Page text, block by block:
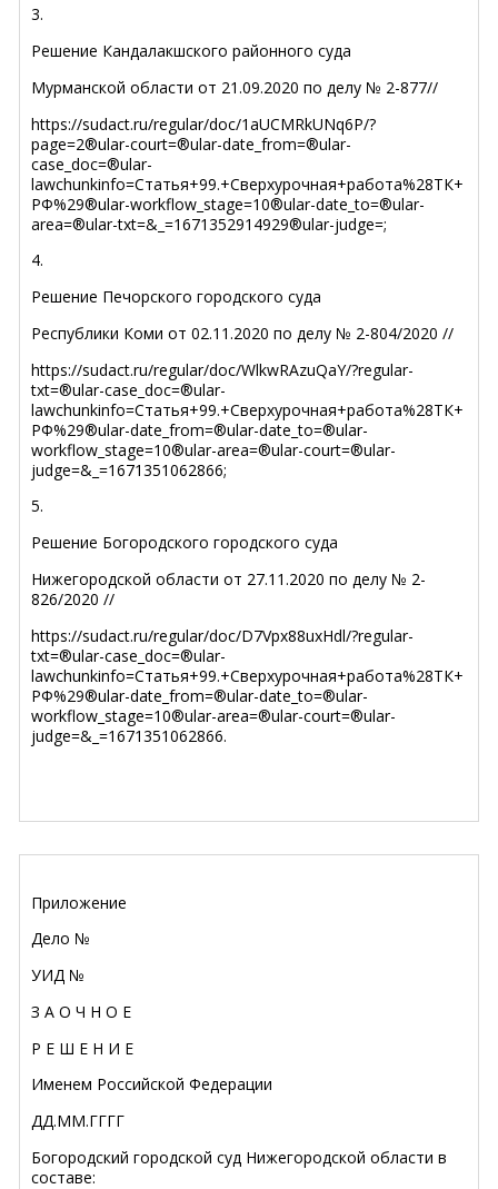
3.
Решение Кандалакшского районного суда
Мурманской области от 21.09.2020 по делу № 2-877//
https://sudact.ru/regular/doc/1aUCMRkUNq6P/?
page=2®ular-court=®ular-date_from=®ular-
case_doc=®ular-
lawchunkinfo=Статья+99.+Сверхурочная+работа%28ТК+
РФ%29®ular-workflow_stage=10®ular-date_to=®ular-
area=®ular-txt=&_=1671352914929®ular-judge=;
4.
Решение Печорского городского суда
Республики Коми от 02.11.2020 по делу № 2-804/2020 //
https://sudact.ru/regular/doc/WlkwRAzuQaY/?regular-
txt=®ular-case_doc=®ular-
lawchunkinfo=Статья+99.+Сверхурочная+работа%28ТК+
РФ%29®ular-date_from=®ular-date_to=®ular-
workflow_stage=10®ular-area=®ular-court=®ular-
judge=&_=1671351062866;
5.
Решение Богородского городского суда
Нижегородской области от 27.11.2020 по делу № 2-
826/2020 //
https://sudact.ru/regular/doc/D7Vpx88uxHdl/?regular-
txt=®ular-case_doc=®ular-
lawchunkinfo=Статья+99.+Сверхурочная+работа%28ТК+
РФ%29®ular-date_from=®ular-date_to=®ular-
workflow_stage=10®ular-area=®ular-court=®ular-
judge=&_=1671351062866.
Приложение
Дело №
УИД №
З А О Ч Н О Е
Р Е Ш Е Н И Е
Именем Российской Федерации
ДД.ММ.ГГГГ
Богородский городской суд Нижегородской области в
составе: